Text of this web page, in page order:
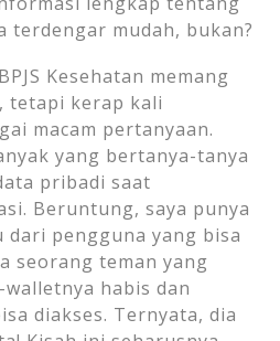
terdengar mudah, bukan?
Kesehatan memang
tetapi kerap kali
macam pertanyaan.
yang bertanya-tanya
pribadi saat
Beruntung, saya punya
dari pengguna yang bisa
seorang teman yang
habis dan
diakses. Ternyata, dia